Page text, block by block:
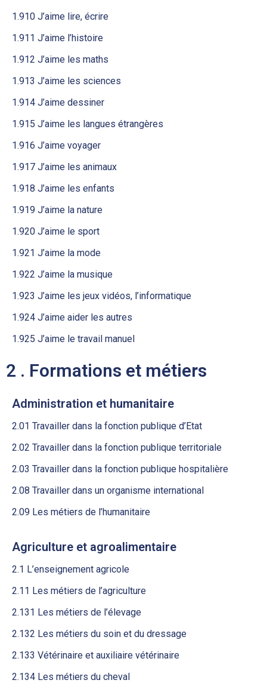
1.910 J’aime lire, écrire
1.911 J’aime l’histoire
1.912 J’aime les maths
1.913 J’aime les sciences
1.914 J’aime dessiner
1.915 J’aime les langues étrangères
1.916 J’aime voyager
1.917 J’aime les animaux
1.918 J’aime les enfants
1.919 J’aime la nature
1.920 J’aime le sport
1.921 J’aime la mode
1.922 J’aime la musique
1.923 J’aime les jeux vidéos, l’informatique
1.924 J’aime aider les autres
1.925 J’aime le travail manuel
2 . Formations et métiers
Administration et humanitaire
2.01 Travailler dans la fonction publique d’Etat
2.02 Travailler dans la fonction publique territoriale
2.03 Travailler dans la fonction publique hospitalière
2.08 Travailler dans un organisme international
2.09 Les métiers de l’humanitaire
Agriculture et agroalimentaire
2.1 L’enseignement agricole
2.11 Les métiers de l’agriculture
2.131 Les métiers de l’élevage
2.132 Les métiers du soin et du dressage
2.133 Vétérinaire et auxiliaire vétérinaire
2.134 Les métiers du cheval